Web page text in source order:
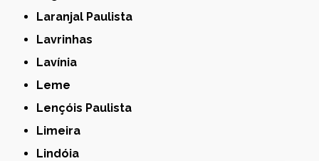
Laranjal Paulista
Lavrinhas
Lavínia
Leme
Lençóis Paulista
Limeira
Lindóia